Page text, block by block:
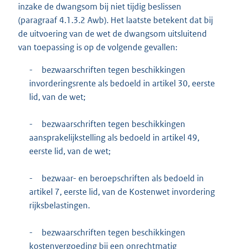
inzake de dwangsom bij niet tijdig beslissen
(paragraaf 4.1.3.2 Awb). Het laatste betekent dat bij
de uitvoering van de wet de dwangsom uitsluitend
van toepassing is op de volgende gevallen:
-
bezwaarschriften tegen beschikkingen
invorderingsrente als bedoeld in artikel 30, eerste
lid, van de wet;
-
bezwaarschriften tegen beschikkingen
aansprakelijkstelling als bedoeld in artikel 49,
eerste lid, van de wet;
-
bezwaar- en beroepschriften als bedoeld in
artikel 7, eerste lid, van de Kostenwet invordering
rijksbelastingen.
-
bezwaarschriften tegen beschikkingen
kostenvergoeding bij een onrechtmatig